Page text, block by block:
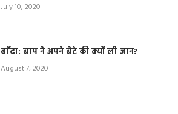
July 10, 2020
बाँदा: बाप ने अपने बेटे की क्यों ली जान?
August 7, 2020